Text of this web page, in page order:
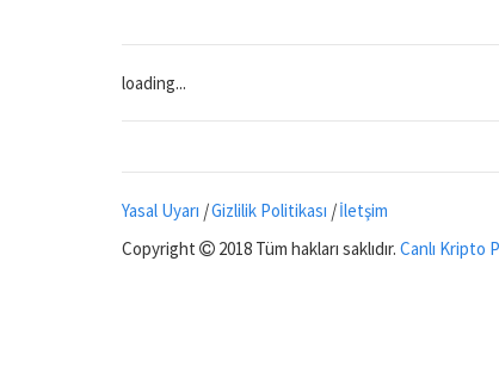
loading...
Yasal Uyarı |Gizlilik Politikası |İletşim
Copyright
2018 Tüm hakları saklıdır. Canlı Kripto